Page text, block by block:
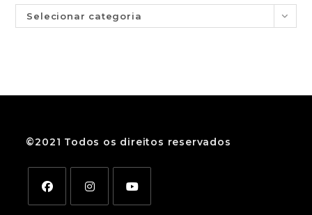
Selecionar categoria
©2021 Todos os direitos reservados